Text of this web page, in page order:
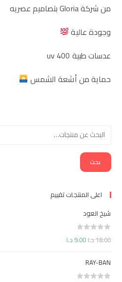
من شركة Gloria بتصاميم عصريه
وجودة عالية
عدسات طبية 400 uv
حماية من أشعة الشمس
بحث
اعلى المنتجات تقييم
شيخ العود
ت
18.00د.ا9.00 د.ا
RAY-BAN